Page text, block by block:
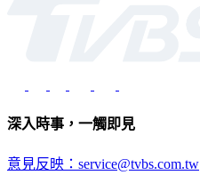
深入時事，一觸即見
意見反映：service@tvbs.com.tw